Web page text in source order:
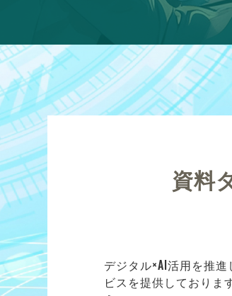
資料
デジタル×AI活用を推
ビスを提供しておりま